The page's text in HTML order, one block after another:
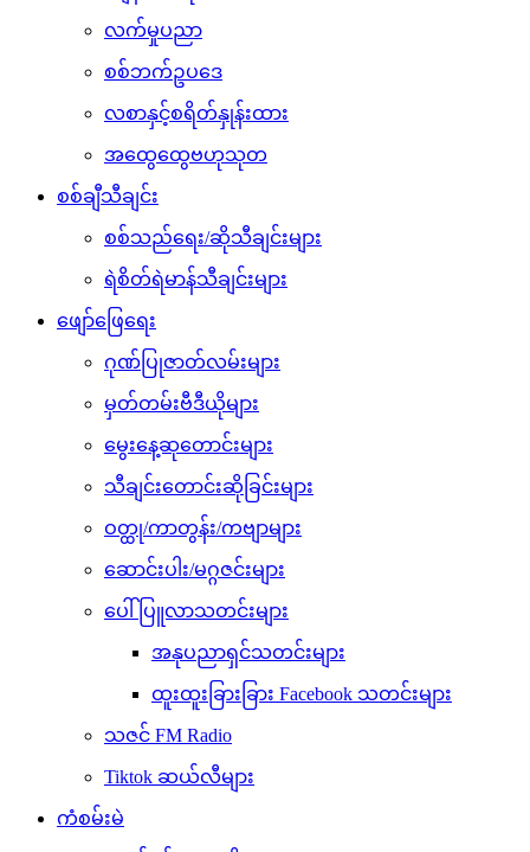
လက်မှုပညာ
စစ်ဘက်ဥပဒေ
လစာနှင့်စရိတ်နှုန်းထား
အထွေထွေဗဟုသုတ
စစ်ချီသီချင်း
စစ်သည်ရေး/ဆိုသီချင်းများ
ရဲစိတ်ရဲမာန်သီချင်းများ
ဖျော်ဖြေရေး
ဂုဏ်ပြုဇာတ်လမ်းများ
မှတ်တမ်းဗီဒီယိုများ
မွေးနေ့ဆုတောင်းများ
သီချင်းတောင်းဆိုခြင်းများ
ဝတ္ထု/ကာတွန်း/ကဗျာများ
ဆောင်းပါး/မဂ္ဂဇင်းများ
ပေါ်ပြူလာသတင်းများ
အနုပညာရှင်သတင်းများ
ထူးထူးခြားခြား Facebook သတင်းများ
သဇင် FM Radio
Tiktok ဆယ်လီများ
ကံစမ်းမဲ